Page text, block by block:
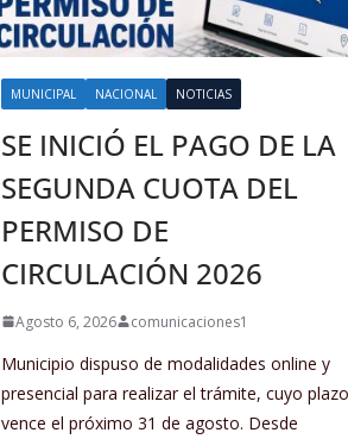
MUNICIPAL NACIONAL NOTICIAS
SE INICIÓ EL PAGO DE LA
SEGUNDA CUOTA DEL
PERMISO DE
CIRCULACIÓN 2026
Agosto 6, 2026 comunicaciones1
Municipio dispuso de modalidades online y
presencial para realizar el trámite, cuyo plazo
vence el próximo 31 de agosto. Desde